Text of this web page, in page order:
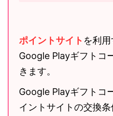
ポイントサイト を利
Google Playギフトコ
きます。
Google Playギフトコ
イントサイトの交換条